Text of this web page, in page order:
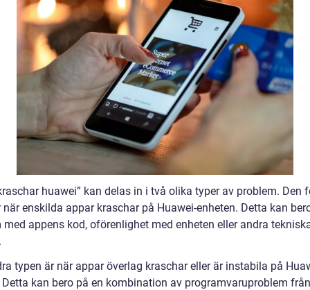
huawei” kan delas in i två olika typer av problem. Den
när enskilda appar kraschar på Huawei-enheten. Detta kan
med appens kod, oförenlighet med enheten eller andra
typen är när appar överlag kraschar eller är instabila på
Detta kan bero på en kombination av programvaruproblem från